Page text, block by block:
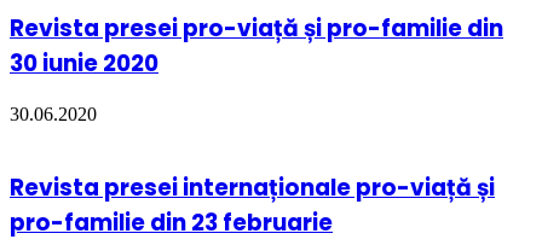
Revista presei pro-viață și pro-familie din
30 iunie 2020
30.06.2020
Revista presei internaționale pro-viață și
pro-familie din 23 februarie